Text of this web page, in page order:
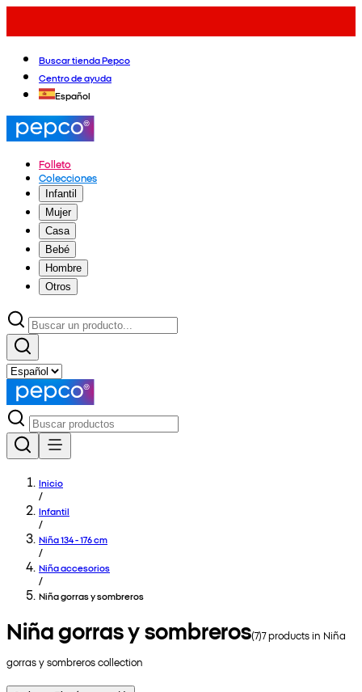
Buscar tienda Pepco
Centro de ayuda
Español
Folleto
Colecciones
Infantil
Mujer
Casa
Bebé
Hombre
Otros
Inicio
/
Infantil
/
Niña 134 - 176 cm
/
Niña accesorios
/
Niña gorras y sombreros
Niña gorras y sombreros(7)7products in Niña
gorras y sombreroscollection